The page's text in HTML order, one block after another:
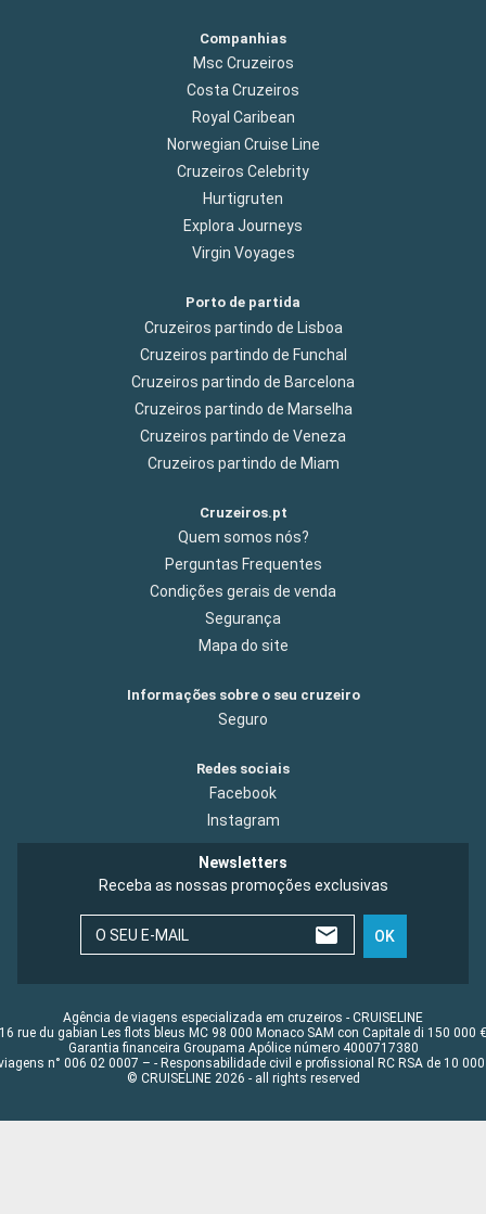
Companhias
Msc Cruzeiros
Costa Cruzeiros
Royal Caribean
Norwegian Cruise Line
Cruzeiros Celebrity
Hurtigruten
Explora Journeys
Virgin Voyages
Porto de partida
Cruzeiros partindo de Lisboa
Cruzeiros partindo de Funchal
Cruzeiros partindo de Barcelona
Cruzeiros partindo de Marselha
Cruzeiros partindo de Veneza
Cruzeiros partindo de Miam
Cruzeiros.pt
Quem somos nós?
Perguntas Frequentes
Condições gerais de venda
Segurança
Mapa do site
Informações sobre o seu cruzeiro
Seguro
Redes sociais
Facebook
Instagram
Newsletters
Receba as nossas promoções exclusivas
O SEU E-MAIL OK
Agência de viagens especializada em cruzeiros - CRUISELINE
16 rue du gabian Les flots bleus MC 98 000 Monaco SAM con Capitale di 150 000 €
Garantia financeira Groupama Apólice número 4000717380
n° 006 02 0007 – - Responsabilidade civil e profissional RC RSA de 10 000
© CRUISELINE 2026 - all rights reserved